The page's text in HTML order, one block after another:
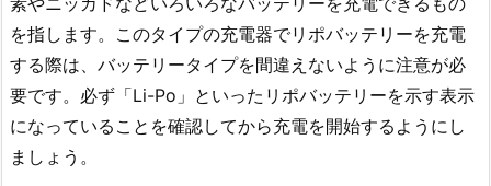
を指します。このタイプの充電器でリポバッテリーを充電
する際は、バッテリータイプを間違えないように注意が必
要です。必ず「Li-Po」といったリポバッテリーを示す表示
になっていることを確認してから充電を開始するようにし
ましょう。